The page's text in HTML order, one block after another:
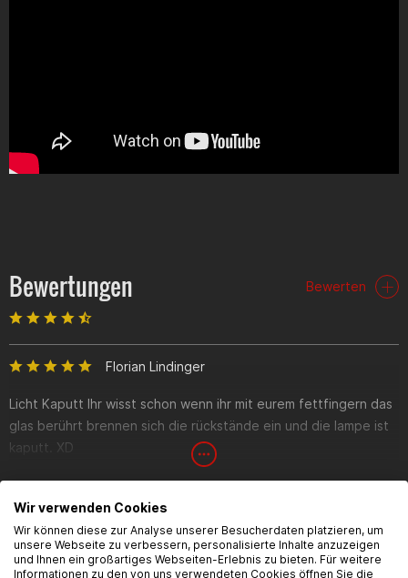
Bewertungen Bewerten
Florian Lindinger
Licht Kaputt Ihr wisst schon wenn ihr mit eurem fettfingern das
glas berührt brennen sich die rückstände ein und die lampe ist
kaputt. XD
Matthias Bumberger
Habe mir 2 bestellt und bin absolut enttäuscht beide inerhalb 2
FAQ
Wir verwenden Cookies
Wir können diese zur Analyse unserer Besucherdaten platzieren, um
unsere Webseite zu verbessern, personalisierte Inhalte anzuzeigen
und Ihnen ein großartiges Webseiten-Erlebnis zu bieten. Für weitere
Informationen zu den von uns verwendeten Cookies öffnen Sie die